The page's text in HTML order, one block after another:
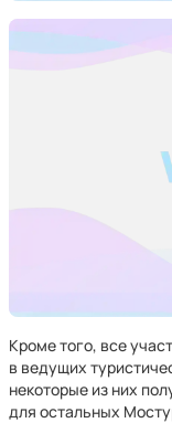
Кроме того, все
в ведущих
некоторые из них
для остальных